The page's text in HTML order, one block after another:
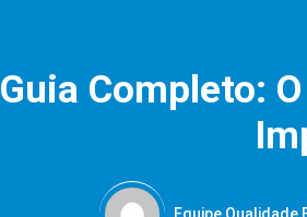
Guia Completo:
Equipe Qualidade